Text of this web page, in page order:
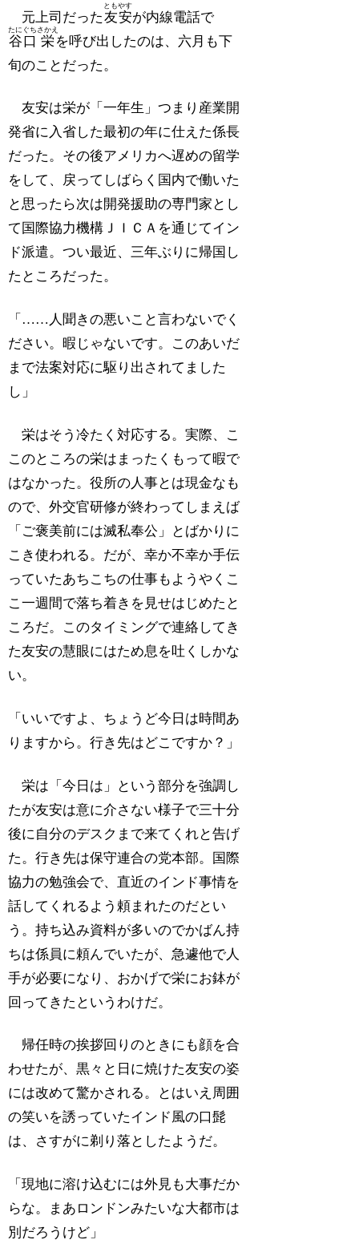
元上司だった友安
ともやす
が内線電話で
谷口
たにぐち
栄
さかえ
を呼び出したのは、六月も下
旬のことだった。
友安は栄が「一年生」つまり産業開
発省に入省した最初の年に仕えた係長
だった。その後アメリカへ遅めの留学
をして、戻ってしばらく国内で働いた
と思ったら次は開発援助の専門家とし
て国際協力機構ＪＩＣＡを通じてイン
ド派遣。つい最近、三年ぶりに帰国し
たところだった。
「……人聞きの悪いこと言わないでく
ださい。暇じゃないです。このあいだ
まで法案対応に駆り出されてました
し」
栄はそう冷たく対応する。実際、こ
このところの栄はまったくもって暇で
はなかった。役所の人事とは現金なも
ので、外交官研修が終わってしまえば
「ご褒美前には滅私奉公」とばかりに
こき使われる。だが、幸か不幸か手伝
っていたあちこちの仕事もようやくこ
こ一週間で落ち着きを見せはじめたと
ころだ。このタイミングで連絡してき
た友安の慧眼にはため息を吐くしかな
い。
「いいですよ、ちょうど今日は時間あ
りますから。行き先はどこですか？」
栄は「今日は」という部分を強調し
たが友安は意に介さない様子で三十分
後に自分のデスクまで来てくれと告げ
た。行き先は保守連合の党本部。国際
協力の勉強会で、直近のインド事情を
話してくれるよう頼まれたのだとい
う。持ち込み資料が多いのでかばん持
ちは係員に頼んでいたが、急遽他で人
手が必要になり、おかげで栄にお鉢が
回ってきたというわけだ。
帰任時の挨拶回りのときにも顔を合
わせたが、黒々と日に焼けた友安の姿
には改めて驚かされる。とはいえ周囲
の笑いを誘っていたインド風の口髭
は、さすがに剃り落としたようだ。
「現地に溶け込むには外見も大事だか
らな。まあロンドンみたいな大都市は
別だろうけど」